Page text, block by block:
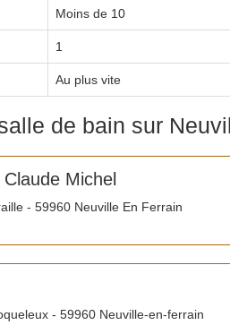
Moins de 10
1
Au plus vite
de bain sur
Michel
- 59960 Neuville En Ferrain
- 59960 Neuville-en-ferrain